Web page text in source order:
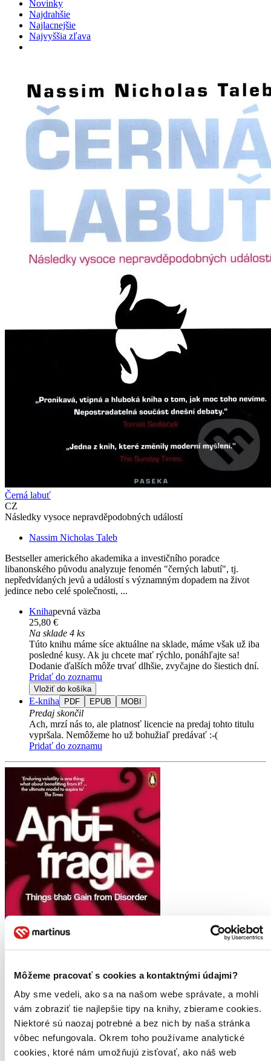
Môžeme pracovať s cookies a kontaktnými údajmi?
Aby sme vedeli, ako sa na našom webe správate, a mohli
vám zobraziť tie najlepšie tipy na knihy, zbierame cookies.
Niektoré sú naozaj potrebné a bez nich by naša stránka
vôbec nefungovala. Okrem toho používame analytické
cookies, ktoré nám umožňujú zisťovať, ako náš web
Novinky
Najdrahšie
Najlacnejšie
Najvyššia zľava
Černá labuť
CZ
Následky vysoce nepravděpodobných událostí
Nassim Nicholas Taleb
Bestseller amerického akademika a investičního poradce
libanonského původu analyzuje fenomén "černých labutí", tj.
nepředvídaných jevů a událostí s významným dopadem na život
jedince nebo celé společnosti, ...
Knihapevná väzba
25,80 €
Na sklade 4 ks
Túto knihu máme síce aktuálne na sklade, máme však už iba
posledné kusy. Ak ju chcete mať rýchlo, ponáhľajte sa!
Dodanie ďalších môže trvať dlhšie, zvyčajne do šiestich dní.
Pridať do zoznamu
Vložiť do košíka
E-kniha PDF EPUB MOBI
Predaj skončil
Ach, mrzí nás to, ale platnosť licencie na predaj tohto titulu
vypršala. Nemôžeme ho už bohužiaľ predávať :-(
Pridať do zoznamu
Antifragile
EN
Nassim Nicholas Taleb